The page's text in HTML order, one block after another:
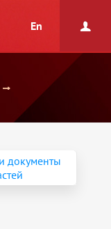
En
документы